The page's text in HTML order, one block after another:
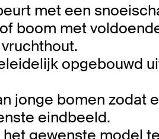
met een
boom met
opgebouwd
jonge bomen zodat
eindbeeld.